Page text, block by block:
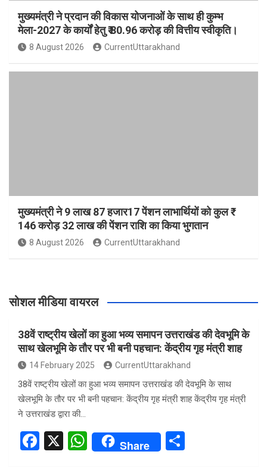
मुख्यमंत्री ने प्रदान की विकास योजनाओं के साथ ही कुम्भ
मेला-2027 के कार्यों हेतु ₹ 80.96 करोड़ की वित्तीय स्वीकृति।
8 August 2026 CurrentUttarakhand
मुख्यमंत्री ने 9 लाख 87 हजार17 पेंशन लाभार्थियों को कुल ₹
146 करोड़ 32 लाख की पेंशन राशि का किया भुगतान
8 August 2026 CurrentUttarakhand
सोशल मीडिया वायरल
38वें राष्ट्रीय खेलों का हुआ भव्य समापन उत्तराखंड की देवभूमि के
साथ खेलभूमि के तौर पर भी बनी पहचान: केंद्रीय गृह मंत्री शाह
14 February 2025 CurrentUttarakhand
38वें राष्ट्रीय खेलों का हुआ भव्य समापन उत्तराखंड की देवभूमि के साथ
खेलभूमि के तौर पर भी बनी पहचान: केंद्रीय गृह मंत्री शाह केंद्रीय गृह मंत्री
ने उत्तराखंड द्वारा की…
F
X
W
Share